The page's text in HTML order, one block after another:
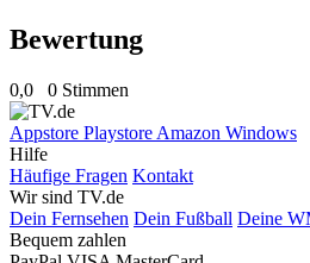
Bewertung
0,0 0 Stimmen
Appstore Playstore Amazon Windows
Hilfe
Häufige Fragen Kontakt
Wir sind TV.de
Dein Fernsehen Dein Fußball Deine
Bequem zahlen